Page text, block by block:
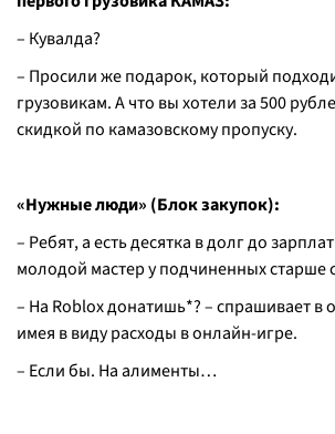
– Кувалда?
– Просили же подарок, который
грузовикам. А что вы хотели за 500
скидкой по камазовскому пропуску.
«Нужные люди» (Блок закупок):
– Ребят, а есть десятка в долг до
молодой мастер у подчиненных старше
– На Roblox донатишь*? – спрашивает в
имея в виду расходы в онлайн-игре.
– Если бы. На алименты…